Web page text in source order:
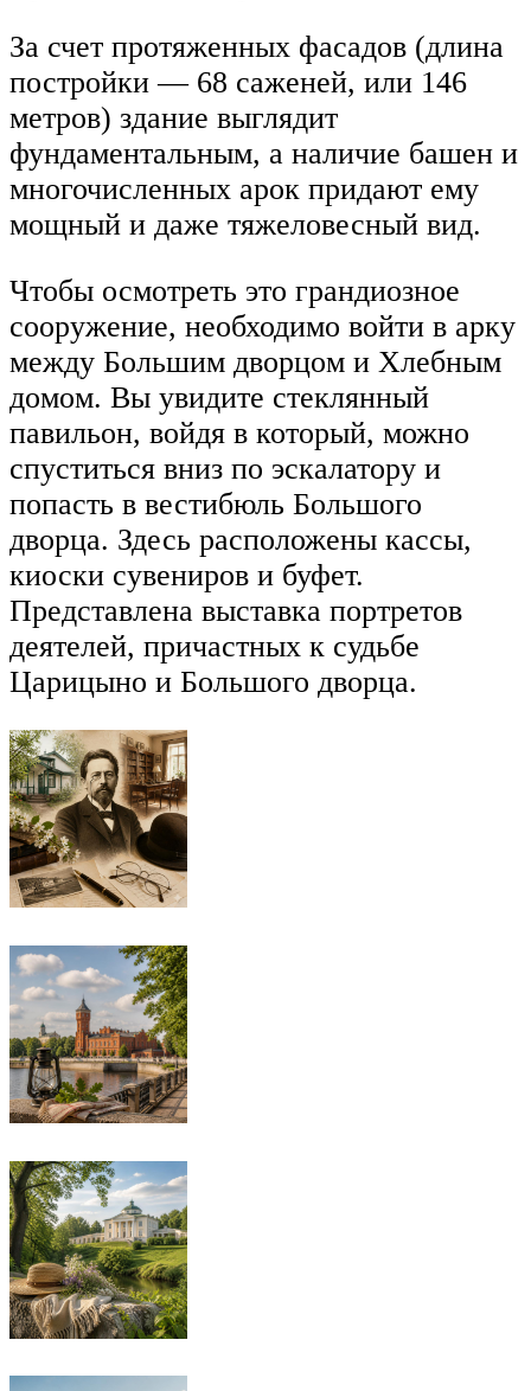
За счет протяженных фасадов (длина
постройки — 68 саженей, или 146
метров) здание выглядит
фундаментальным, а наличие башен и
многочисленных арок придают ему
мощный и даже тяжеловесный вид.
Чтобы осмотреть это грандиозное
сооружение, необходимо войти в арку
между Большим дворцом и Хлебным
домом. Вы увидите стеклянный
павильон, войдя в который, можно
спуститься вниз по эскалатору и
попасть в вестибюль Большого
дворца. Здесь расположены кассы,
киоски сувениров и буфет.
Представлена выставка портретов
деятелей, причастных к судьбе
Царицыно и Большого дворца.